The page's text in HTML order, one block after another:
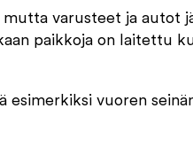
varusteet ja autot
paikkoja on laitettu
vuoren